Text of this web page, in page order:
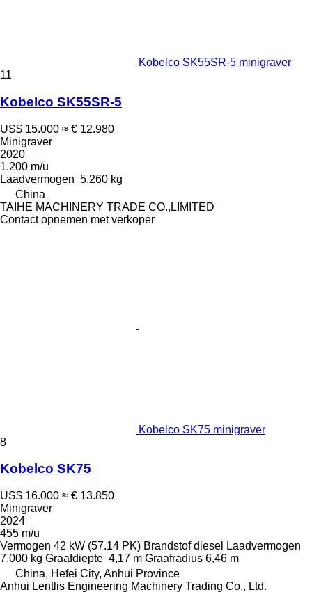
Kobelco SK55SR-5 minigraver
11
Kobelco SK55SR-5
US$ 15.000 ≈ € 12.980
Minigraver
2020
1.200 m/u
Laadvermogen 5.260 kg
China
TAIHE MACHINERY TRADE CO.,LIMITED
Contact opnemen met verkoper
Kobelco SK75 minigraver
8
Kobelco SK75
US$ 16.000 ≈ € 13.850
Minigraver
2024
455 m/u
Vermogen 42 kW (57.14 PK) Brandstof diesel
Laadvermogen
7.000 kg Graafdiepte 4,17 m Graafradius 6,46 m
China, Hefei City, Anhui Province
Anhui Lentlis Engineering Machinery Trading Co., Ltd.